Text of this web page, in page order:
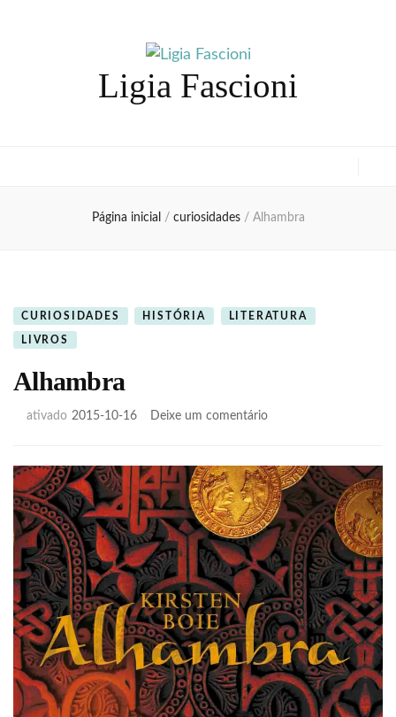
Ligia Fascioni
Página inicial / curiosidades / Alhambra
CURIOSIDADES HISTÓRIA LITERATURA
LIVROS
Alhambra
ativado 2015-10-16 Deixe um comentárioem